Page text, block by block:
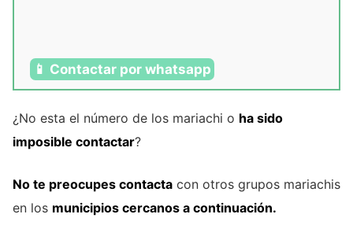
📱 Contactar por whatsapp
¿No esta el número de los mariachi o ha sido
imposible contactar?
No te preocupes contacta con otros grupos mariachis
en los municipios cercanos a continuación.